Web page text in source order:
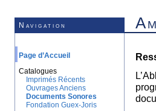
Navigation
Page d’Accueil
Catalogues
Imprimés Récents
Ouvrages Anciens
Documents Sonores
Fondation Guex-Joris